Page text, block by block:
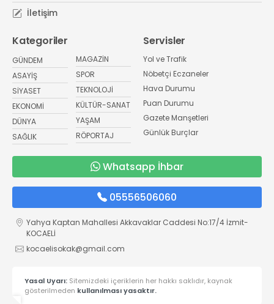
İletişim
Kategoriler
GÜNDEM
ASAYİŞ
SİYASET
EKONOMİ
DÜNYA
SAĞLIK
MAGAZİN
SPOR
TEKNOLOJİ
KÜLTÜR-SANAT
YAŞAM
RÖPORTAJ
Servisler
Yol ve Trafik
Nöbetçi Eczaneler
Hava Durumu
Puan Durumu
Gazete Manşetleri
Günlük Burçlar
Whatsapp İhbar
05556506060
Yahya Kaptan Mahallesi Akkavaklar Caddesi No:17/4 İzmit-
KOCAELİ
kocaelisokak@gmail.com
Yasal Uyarı: Sitemizdeki içeriklerin her hakkı saklıdır, kaynak
gösterilmeden kullanılması yasaktır.